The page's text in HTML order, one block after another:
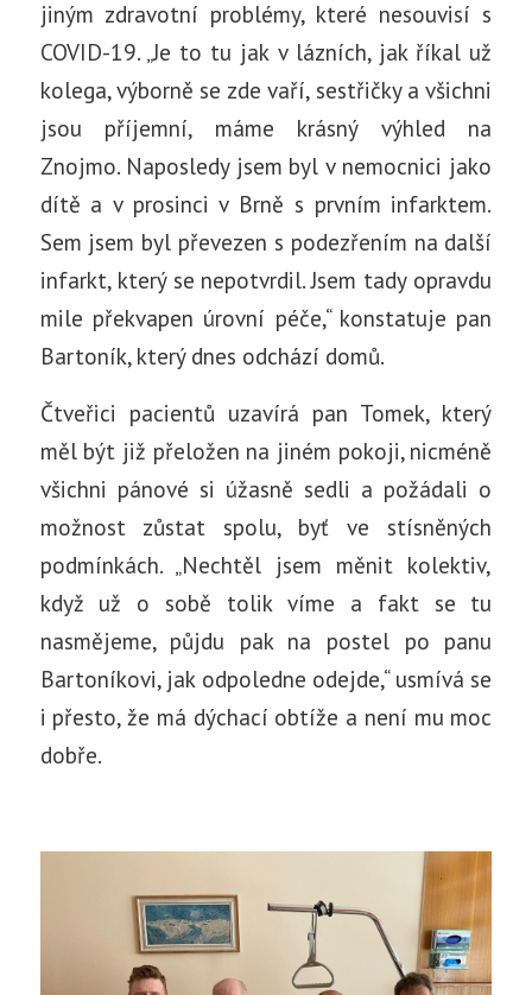
jiným zdravotní problémy, které nesouvisí s
COVID-19. „Je to tu jak v lázních, jak říkal už
kolega, výborně se zde vaří, sestřičky a všichni
jsou příjemní, máme krásný výhled na
Znojmo. Naposledy jsem byl v nemocnici jako
dítě a v prosinci v Brně s prvním infarktem.
Sem jsem byl převezen s podezřením na další
infarkt, který se nepotvrdil. Jsem tady opravdu
mile překvapen úrovní péče,“ konstatuje pan
Bartoník, který dnes odchází domů.
Čtveřici pacientů uzavírá pan Tomek, který
měl být již přeložen na jiném pokoji, nicméně
všichni pánové si úžasně sedli a požádali o
možnost zůstat spolu, byť ve stísněných
podmínkách. „Nechtěl jsem měnit kolektiv,
když už o sobě tolik víme a fakt se tu
nasmějeme, půjdu pak na postel po panu
Bartoníkovi, jak odpoledne odejde,“ usmívá se
i přesto, že má dýchací obtíže a není mu moc
dobře.